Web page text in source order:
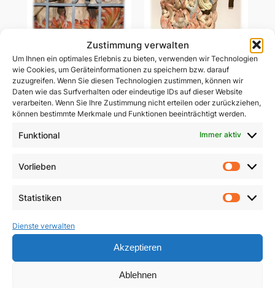
Zustimmung verwalten
Um Ihnen ein optimales Erlebnis zu bieten, verwenden wir Technologien
wie Cookies, um Geräteinformationen zu speichern bzw. darauf
zuzugreifen. Wenn Sie diesen Technologien zustimmen, können wir
Daten wie das Surfverhalten oder eindeutige IDs auf dieser Website
verarbeiten. Wenn Sie Ihre Zustimmung nicht erteilen oder zurückziehen,
können bestimmte Merkmale und Funktionen beeinträchtigt werden.
Funktional Immer aktiv
Vorlieben
Statistiken
Dienste verwalten
Akzeptieren
Ablehnen
Ablass-Gebetsbildchen
(Motiv C: Dießen)
5,00€
Ablass-Gebetsbildchen
(Motiv D: Maria
Vesperbild)